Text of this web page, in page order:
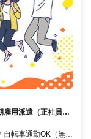
雇用派遣（正社員）
自転車通勤OK（無料